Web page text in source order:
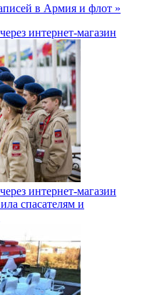
в Армия и флот »
интернет-магазин
интернет-магазин
спасателям и